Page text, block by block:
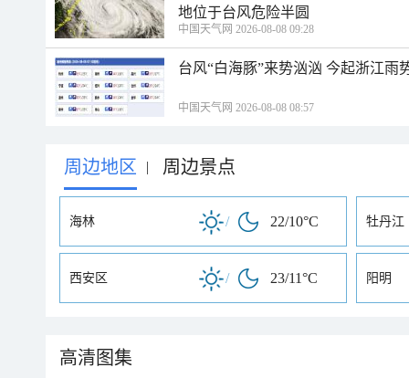
地位于台风危险半圆
中国天气网 2026-08-08 09:28
台风“白海豚”来势汹汹 今起浙江雨
中国天气网 2026-08-08 08:57
周边地区 | 周边景点
海林 / 22/10°C 牡丹江
西安区 / 23/11°C 阳明
高清图集